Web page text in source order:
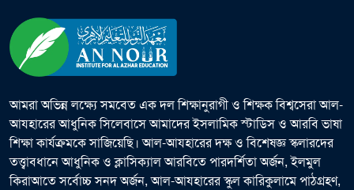
আমরা অভিন্ন লক্ষ্যে সমবেত এক দল শিক্ষানুরাগী ও শিক্ষক বিশ্বসেরা আল-
আযহারের আধুনিক সিলেবাসে আমাদের ইসলামিক স্টাডিস ও আরবি ভাষা
শিক্ষা কার্যক্রমকে সাজিয়েছি। আল-আযহারের দক্ষ ও বিশেষজ্ঞ স্কলারদের
তত্ত্বাবধানে আধুনিক ও ক্লাসিক্যাল আরবিতে পারদর্শিতা অর্জন, ইলমুল
কিরাআতে সর্বোচ্চ সনদ অর্জন, আল-আযহারের স্কুল কারিকুলামে পাঠগ্রহণ,